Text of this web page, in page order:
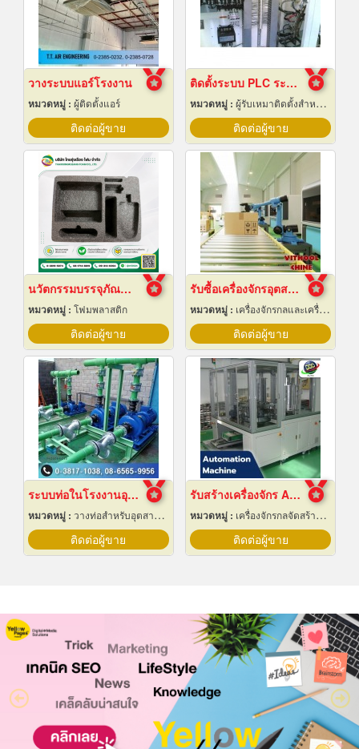
วางระบบแอร์โรงงาน
หมวดหมู่ : ผู้ติดตั้งแอร์
ติดต่อผู้ขาย
ติดตั้งระบบ PLC ระยอง
หมวดหมู่ : ผู้รับเหมาติดตั้งสำหรับบ้านและโรงงานไฟฟ้า
ติดต่อผู้ขาย
นวัตกรรมบรรจุภัณฑ์ Epe Foam
หมวดหมู่ : โฟมพลาสติก
ติดต่อผู้ขาย
รับซื้อเครื่องจักรอุตสาหกรรมมือสอง
หมวดหมู่ : เครื่องจักรกลและเครื่องมือกล
ติดต่อผู้ขาย
ระบบท่อในโรงงานอุตสาหกรรม
หมวดหมู่ : วางท่อสำหรับอุตสาหกรรมท่อ
ติดต่อผู้ขาย
รับสร้างเครื่องจักร Automation ปทุมธานี
หมวดหมู่ : เครื่องจักรกลจัดสร้างตามสั่ง
ติดต่อผู้ขาย